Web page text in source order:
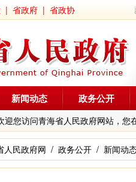
| 省政府 | 省政协
迎您访问青海省人民政府网站，您
新闻动态 政务公开
人民政府网 / 政务公开 / 新闻动